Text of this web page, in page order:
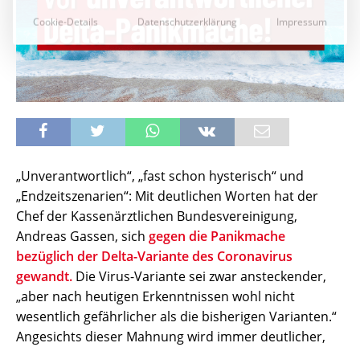
„Unverantwortlich“, „fast schon hysterisch“ und
„Endzeitszenarien“: Mit deutlichen Worten hat der
Chef der Kassenärztlichen Bundesvereinigung,
Andreas Gassen, sich gegen die Panikmache
bezüglich der Delta-Variante des Coronavirus
gewandt. Die Virus-Variante sei zwar ansteckender,
„aber nach heutigen Erkenntnissen wohl nicht
wesentlich gefährlicher als die bisherigen Varianten.“
Angesichts dieser Mahnung wird immer deutlicher,